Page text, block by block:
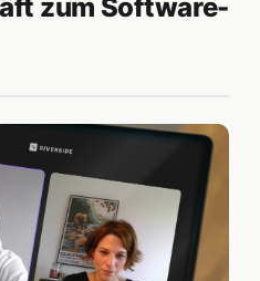
zum Software-